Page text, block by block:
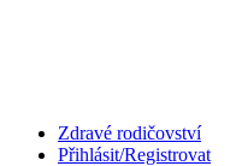
Zdravé rodičovství
Přihlásit/Registrovat